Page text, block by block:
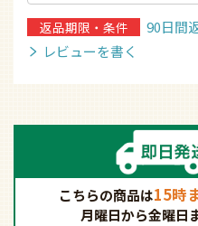
返品期限・条件
90日間
レビューを書く
こちらの商品は15時
月曜日から金曜日